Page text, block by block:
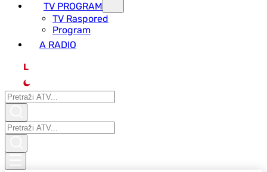
TV PROGRAM
ТV Raspored
Program
A RADIO
L